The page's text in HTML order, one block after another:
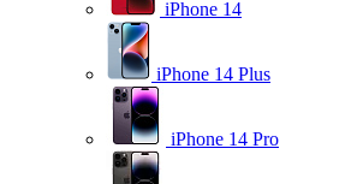
iPhone 14
iPhone 14 Plus
iPhone 14 Pro